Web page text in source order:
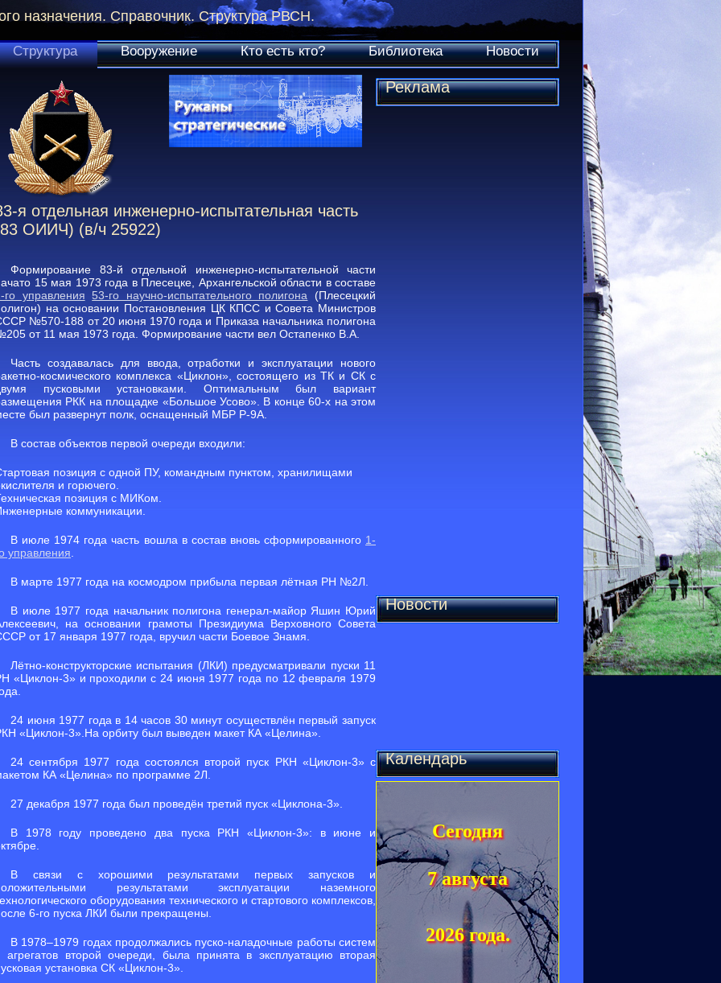
назначения. Справочник. Структура РВСН.
Структура Вооружение Кто есть кто? Библиотека Новости
Реклама
Новости
Календарь
Сегодня
7 августа
2026 года.
я отдельная инженерно-испытательная часть
ОИИЧ) (в/ч 25922)
Формирование 83-й отдельной инженерно-испытательной части
15 мая 1973 года в Плесецке, Архангельской области в составе
го управления 53-го научно-испытательного полигона (Плесецкий
на основании Постановления ЦК КПСС и Совета Министров
№570-188 от 20 июня 1970 года и Приказа начальника полигона
от 11 мая 1973 года. Формирование части вел Остапенко В.А.
Часть создавалась для ввода, отработки и эксплуатации нового
космического комплекса «Циклон», состоящего из ТК и СК с
пусковыми установками. Оптимальным был вариант
РКК на площадке «Большое Усово». В конце 60-х на этом
был развернут полк, оснащенный МБР Р-9А.
В состав объектов первой очереди входили:
позиция с одной ПУ, командным пунктом, хранилищами
и горючего.
позиция с МИКом.
коммуникации.
В июле 1974 года часть вошла в состав вновь сформированного 1-
управления
В марте 1977 года на космодром прибыла первая лётная РН №2Л.
В июле 1977 года начальник полигона генерал-майор Яшин Юрий
на основании грамоты Президиума Верховного Совета
от 17 января 1977 года, вручил части Боевое Знамя.
Лётно-конструкторские испытания (ЛКИ) предусматривали пуски 11
«Циклон-3» и проходили с 24 июня 1977 года по 12 февраля 1979
24 июня 1977 года в 14 часов 30 минут осуществлён первый запуск
«Циклон-3».На орбиту был выведен макет КА «Целина».
24 сентября 1977 года состоялся второй пуск РКН «Циклон-3» с
КА «Целина» по программе 2Л.
27 декабря 1977 года был проведён третий пуск «Циклона-3».
В 1978 году проведено два пуска РКН «Циклон-3»: в июне и
В связи с хорошими результатами первых запусков и
результатами эксплуатации наземного
оборудования технического и стартового комплексов,
6-го пуска ЛКИ были прекращены.
В 1978–1979 годах продолжались пуско-наладочные работы систем
агрегатов второй очереди, была принята в эксплуатацию вторая
установка СК «Циклон-3».